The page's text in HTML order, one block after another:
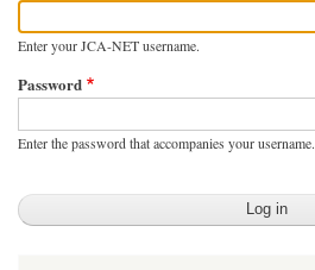
Enter your JCA-NET username.
Password
Enter the password that accompanies your username.